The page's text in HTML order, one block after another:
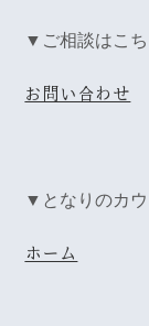
▼ご相談はこ
お問い合わせ
▼となりのカ
ホーム